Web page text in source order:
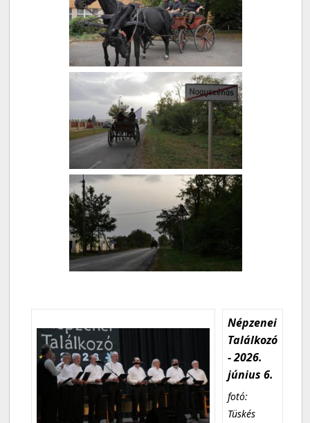
Népzenei
Találkozó
- 2026.
június 6.
fotó:
Tüskés